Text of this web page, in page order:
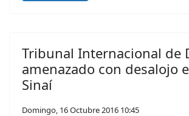
Tribunal Internacional de
amenazado con desalojo
Sinaí
Domingo, 16 Octubre 2016 10:45